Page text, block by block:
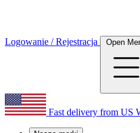
Logowanie / Rejestracja Open
Fast delivery from US